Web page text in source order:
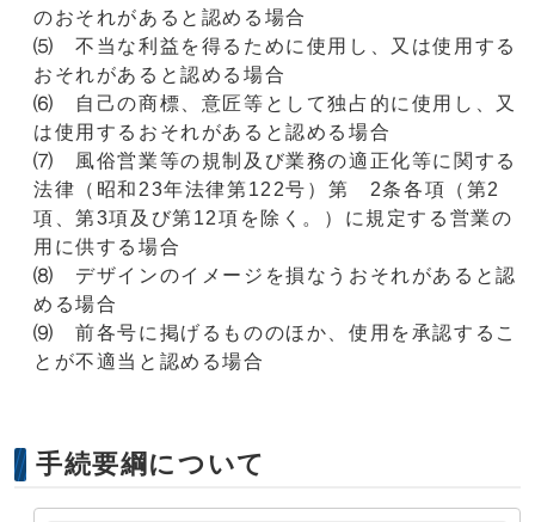
のおそれがあると認める場合
⑸ 不当な利益を得るために使用し、又は使用する
おそれがあると認める場合
⑹ 自己の商標、意匠等として独占的に使用し、又
は使用するおそれがあると認める場合
⑺ 風俗営業等の規制及び業務の適正化等に関する
法律（昭和23年法律第122号）第 2条各項（第2
項、第3項及び第12項を除く。）に規定する営業の
用に供する場合
⑻ デザインのイメージを損なうおそれがあると認
める場合
⑼ 前各号に掲げるもののほか、使用を承認するこ
とが不適当と認める場合
手続要綱について